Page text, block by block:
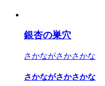
銀杏の巣穴
さかながさかさかな
さかながさかさかな